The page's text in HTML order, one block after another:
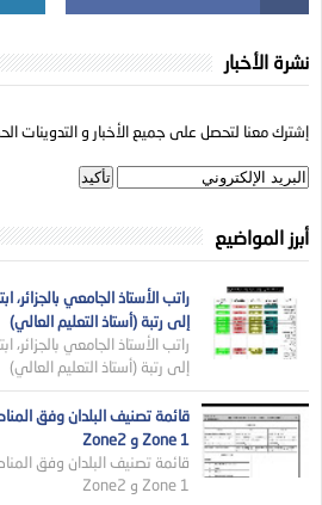
نشرة الأخبار
إشترك معنا لتحصل على جميع الأخبار و التدوينات
أبرز المواضيع
راتب الأستاذ الجامعي بالجزائر،
إلى رتبة (أستاذ التعليم العالي)
راتب الأستاذ الجامعي بالجزائر،
إلى رتبة (أستاذ التعليم العالي)
قائمة تصنيف البلدان وفق
Zone 1 و Zone2
قائمة تصنيف البلدان وفق
Zone 1 و Zone2